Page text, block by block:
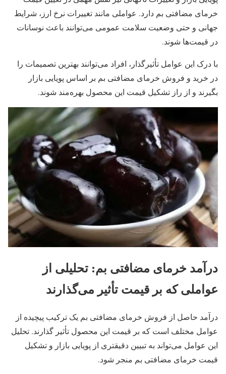
خرمای مضافتی بم دارد. عواملی مانند تغییرات نرخ ارز، شرایط
جهانی و حتی وضعیت سلامت عمومی می‌توانند باعث نوسانات
در قیمت‌ها شوند.
با درک این عوامل تأثیرگذار، افراد می‌توانند بهترین تصمیمات را
در خرید و فروش خرمای مضافتی بم بر اساس پویایی بازار
بگیرند و از راز تشکیل قیمت این محصول بهره‌مند شوند.
درآمد خرمای مضافتی بم: تحلیلی از
عواملی که بر قیمت تأثیر می‌گذارند
درآمد حاصل از فروش خرمای مضافتی بم یک ترکیب پیچیده از
عوامل مختلف است که بر قیمت این محصول تأثیر گذارند. تحلیل
این عوامل می‌تواند به تبیین دقیقتری از پویایی بازار و تشکیل
قیمت خرمای مضافتی بم منجر شود.